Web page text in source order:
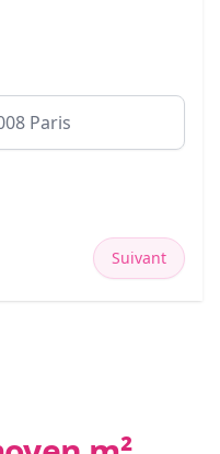
Suivant